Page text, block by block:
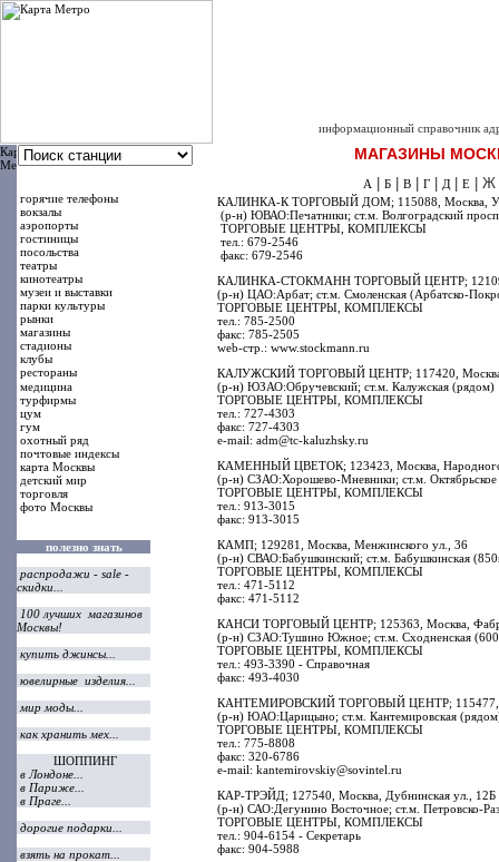
информационный справочник
МАГАЗИНЫ
А Б В Г Д Е |
горячие телефоны
вокзалы
аэропорты
гостиницы
посольства
театры
кинотеатры
музеи и выставки
парки культуры
рынки
магазины
стадионы
клубы
рестораны
медицина
турфирмы
цум
гум
охотный ряд
почтовые индексы
карта Москвы
детский мир
торговля
фото Москвы
полезно знать
распродажи - sale -
скидки...
100 лучших магазинов
Москвы!
купить джинсы...
ювелирные изделия...
мир моды...
как хранить мех...
ШОППИНГ
в Лондоне...
в Париже...
в Праге...
дорогие подарки...
взять на прокат...
КАЛИНКА-К ТОРГОВЫЙ ДОМ; 115088, Москва,
(р-н) ЮВАО:Печатники; ст.м. Волгоградский
ТОРГОВЫЕ ЦЕНТРЫ, КОМПЛЕКСЫ
тел.: 679-2546
факс: 679-2546
КАЛИНКА-СТОКМАНН ТОРГОВЫЙ ЦЕНТР; 121099,
(р-н) ЦАО:Арбат; ст.м. Смоленская (Арбатско-
ТОРГОВЫЕ ЦЕНТРЫ, КОМПЛЕКСЫ
тел.: 785-2500
факс: 785-2505
web-стр.: www.stockmann.ru
КАЛУЖСКИЙ ТОРГОВЫЙ ЦЕНТР; 117420, Москва,
(р-н) ЮЗАО:Обручевский; ст.м. Калужская (рядом)
ТОРГОВЫЕ ЦЕНТРЫ, КОМПЛЕКСЫ
тел.: 727-4303
факс: 727-4303
e-mail: adm@tc-kaluzhsky.ru
КАМЕННЫЙ ЦВЕТОК; 123423, Москва, Народного
(р-н) СЗАО:Хорошево-Мневники; ст.м.
ТОРГОВЫЕ ЦЕНТРЫ, КОМПЛЕКСЫ
тел.: 913-3015
факс: 913-3015
КАМП; 129281, Москва, Менжинского ул., 36
(р-н) СВАО:Бабушкинский; ст.м. Бабушкинская
ТОРГОВЫЕ ЦЕНТРЫ, КОМПЛЕКСЫ
тел.: 471-5112
факс: 471-5112
КАНСИ ТОРГОВЫЙ ЦЕНТР; 125363, Москва,
(р-н) СЗАО:Тушино Южное; ст.м. Сходненская
ТОРГОВЫЕ ЦЕНТРЫ, КОМПЛЕКСЫ
тел.: 493-3390 - Справочная
факс: 493-4030
КАНТЕМИРОВСКИЙ ТОРГОВЫЙ ЦЕНТР; 115477,
(р-н) ЮАО:Царицыно; ст.м. Кантемировская
ТОРГОВЫЕ ЦЕНТРЫ, КОМПЛЕКСЫ
тел.: 775-8808
факс: 320-6786
e-mail: kantemirovskiy@sovintel.ru
КАР-ТРЭЙД; 127540, Москва, Дубнинская ул., 12Б
(р-н) САО:Дегунино Восточное; ст.м. Петровско-
ТОРГОВЫЕ ЦЕНТРЫ, КОМПЛЕКСЫ
тел.: 904-6154 - Секретарь
факс: 904-5988